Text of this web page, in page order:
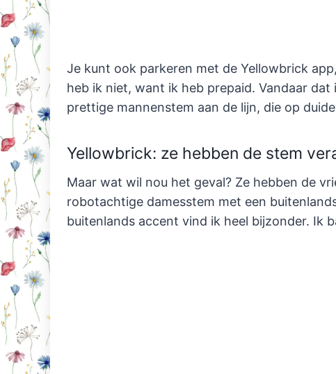
Je kunt ook parkeren met de Yellowbrick
heb ik niet, want ik heb prepaid. Vandaar
prettige mannenstem aan de lijn, die op
Yellowbrick: ze hebben de stem
Maar wat wil nou het geval? Ze hebben de
robotachtige damesstem met een
buitenlands accent vind ik heel bijzonder. Ik